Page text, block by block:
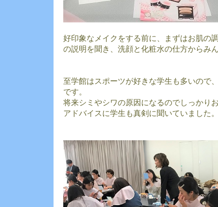
好印象なメイクをする前に、まずはお肌の
の説明を聞き、洗顔と化粧水の仕方からみ
至学館はスポーツが好きな学生も多いので
です。
将来シミやシワの原因になるのでしっかり
アドバイスに学生も真剣に聞いていました